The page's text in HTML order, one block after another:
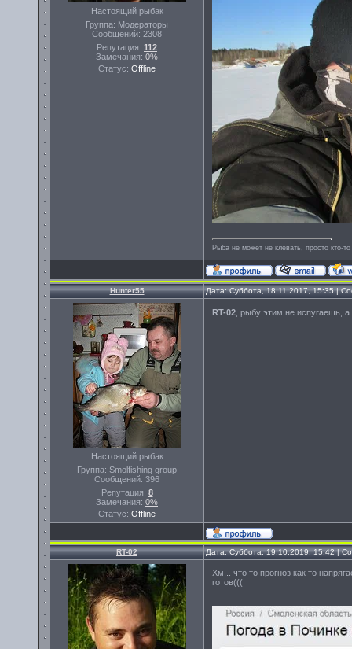
Настоящий рыбак
Группа: Модераторы
Сообщений: 2308
Репутация: 112
Замечания: 0%
Статус: Offline
Рыба не может не клевать, просто кто-
Hunter55 Дата: Суббота, 18.11.2017, 15:35 |
Настоящий рыбак
Группа: Smolfishing group
Сообщений: 396
Репутация: 8
Замечания: 0%
Статус: Offline
RT-02 , рыбу этим не испугаешь,
RT-02 Дата: Суббота, 19.10.2019, 15:42 |
Хм... что то прогноз как то
готов(((